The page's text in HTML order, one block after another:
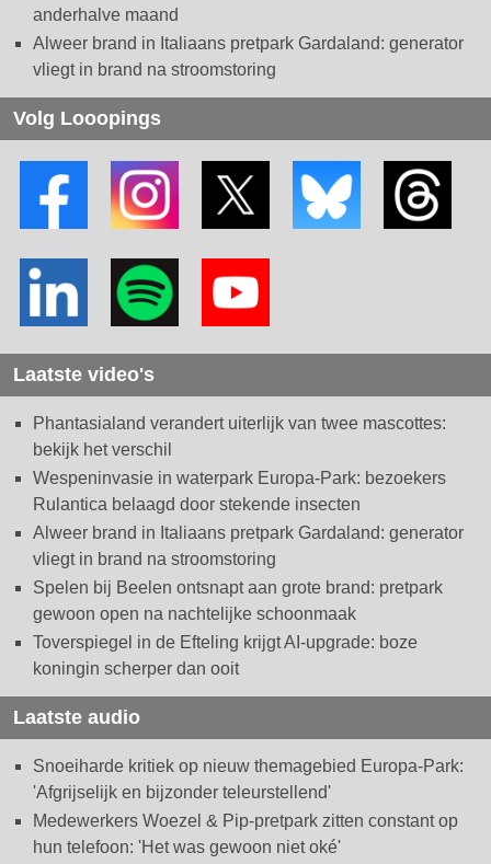
anderhalve maand
Alweer brand in Italiaans pretpark Gardaland: generator
vliegt in brand na stroomstoring
Volg Looopings
Laatste video's
Phantasialand verandert uiterlijk van twee mascottes:
bekijk het verschil
Wespeninvasie in waterpark Europa-Park: bezoekers
Rulantica belaagd door stekende insecten
Alweer brand in Italiaans pretpark Gardaland: generator
vliegt in brand na stroomstoring
Spelen bij Beelen ontsnapt aan grote brand: pretpark
gewoon open na nachtelijke schoonmaak
Toverspiegel in de Efteling krijgt AI-upgrade: boze
koningin scherper dan ooit
Laatste audio
Snoeiharde kritiek op nieuw themagebied Europa-Park:
'Afgrijselijk en bijzonder teleurstellend'
Medewerkers Woezel & Pip-pretpark zitten constant op
hun telefoon: 'Het was gewoon niet oké'